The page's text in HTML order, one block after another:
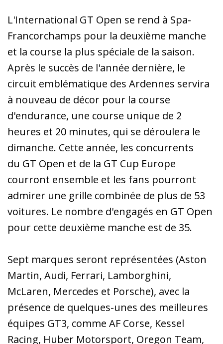
L'International GT Open se rend à Spa-
Francorchamps pour la deuxième manche
et la course la plus spéciale de la saison.
Après le succès de l'année dernière, le
circuit emblématique des Ardennes servira
à nouveau de décor pour la course
d'endurance, une course unique de 2
heures et 20 minutes, qui se déroulera le
dimanche. Cette année, les concurrents
du GT Open et de la GT Cup Europe
courront ensemble et les fans pourront
admirer une grille combinée de plus de 53
voitures. Le nombre d'engagés en GT Open
pour cette deuxième manche est de 35.
Sept marques seront représentées (Aston
Martin, Audi, Ferrari, Lamborghini,
McLaren, Mercedes et Porsche), avec la
présence de quelques-unes des meilleures
équipes GT3, comme AF Corse, Kessel
Racing, Huber Motorsport, Oregon Team,